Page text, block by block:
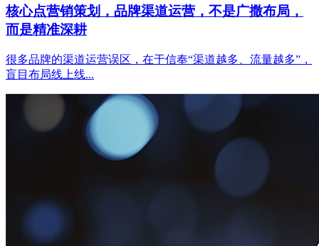
核心点营销策划，品牌渠道运营，不是广撒布局，
而是精准深耕
很多品牌的渠道运营误区，在于信奉“渠道越多、流量越多”，
盲目布局线上线...